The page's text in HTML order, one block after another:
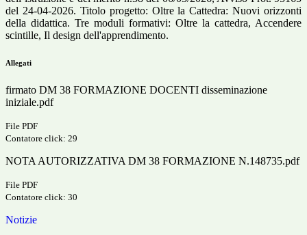
del 24-04-2026. Titolo progetto: Oltre la Cattedra: Nuovi orizzonti
della didattica. Tre moduli formativi: Oltre la cattedra, Accendere
scintille, Il design dell'apprendimento.
Allegati
firmato DM 38 FORMAZIONE DOCENTI disseminazione
iniziale.pdf
File PDF
Contatore click: 29
NOTA AUTORIZZATIVA DM 38 FORMAZIONE N.148735.pdf
File PDF
Contatore click: 30
Notizie